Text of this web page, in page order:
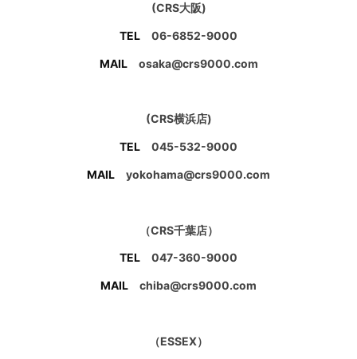
(CRS大阪)
TEL 06-6852-9000
MAIL osaka@crs9000.com
(CRS横浜店)
TEL 045-532-9000
MAIL yokohama@crs9000.com
（CRS千葉店）
TEL 047-360-9000
MAIL chiba@crs9000.com
（ESSEX）